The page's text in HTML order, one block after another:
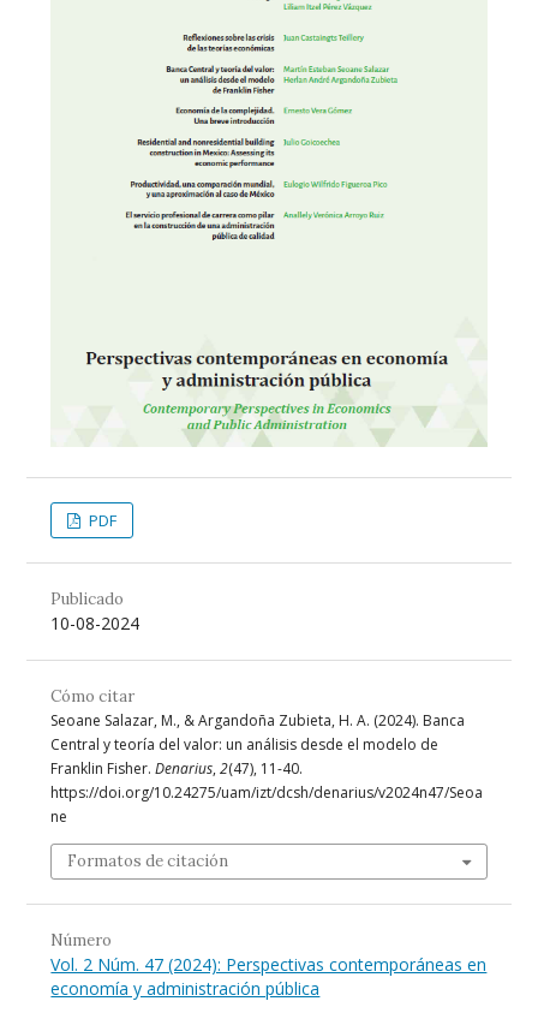
PDF
Publicado
10-08-2024
Cómo citar
Seoane Salazar, M., & Argandoña Zubieta, H. A. (2024). Banca
Central y teoría del valor: un análisis desde el modelo de
Franklin Fisher.Denarius,2(47), 11-40.
https://doi.org/10.24275/uam/izt/dcsh/denarius/v2024n47/Seoa
ne
Formatos de citación
Número
Vol. 2 Núm. 47 (2024): Perspectivas contemporáneas en
economía y administración pública